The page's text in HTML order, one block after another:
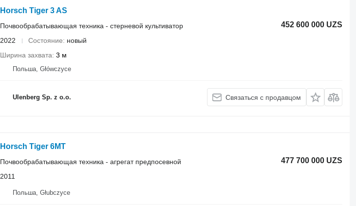
Horsch Tiger 3 AS
452 600 000 UZS
Почвообрабатывающая техника - стерневой культиватор
2022
Состояние
новый
Ширина захвата 3 м
Польша, Główczyce
Ulenberg Sp. z o.o. Связаться с продавцом
Horsch Tiger 6MT
477 700 000 UZS
Почвообрабатывающая техника - агрегат предпосевной
2011
Польша, Głubczyce